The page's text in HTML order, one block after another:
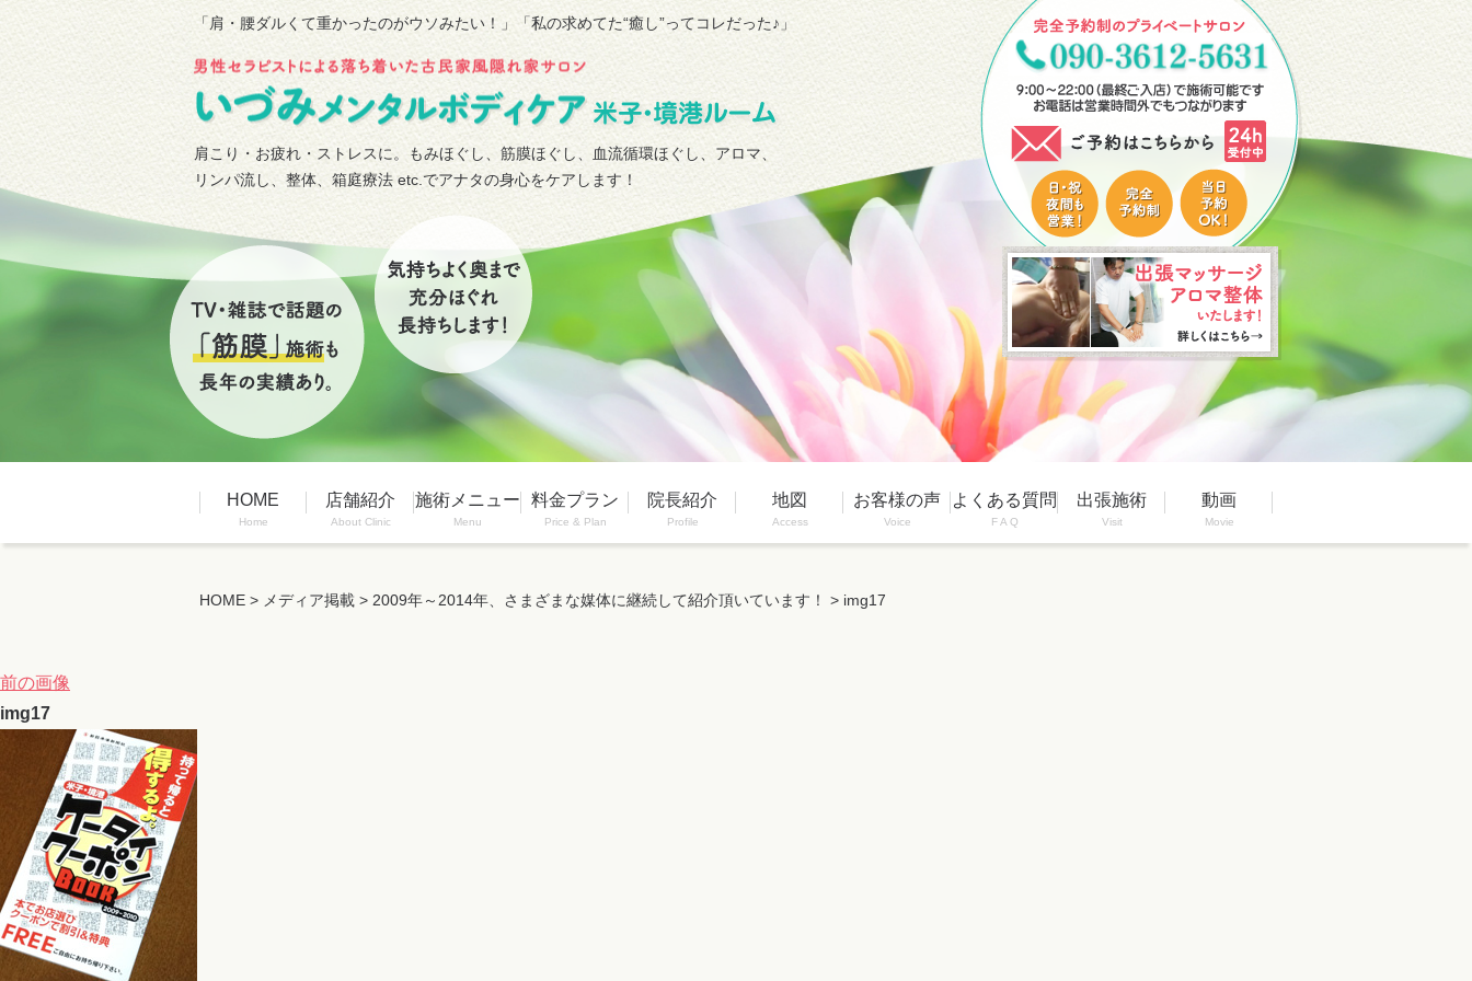
「肩・腰ダルくて重かったのがウソみたい！」 「私の求めてた“癒し”ってコレだった♪」
肩こり・お疲れ・ストレスに。もみほぐし、筋膜ほぐし、血流循環ほぐし、アロマ、
リンパ流し、整体、箱庭療法 etc.でアナタの身心をケアします！
HOME
Home
店舗紹介
About Clinic
施術メニュー
Menu
料金プラン
Price & Plan
院長紹介
Profile
地図
Access
お客様の声
Voice
よくある質問
F A Q
出張施術
Visit
動画
Movie
HOME > メディア掲載 > 2009年～2014年、さまざまな媒体に継続して紹介頂いています！ > img17
前の画像
img17